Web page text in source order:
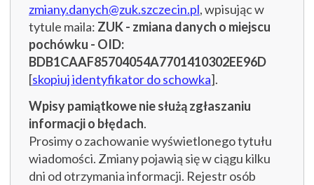
zmiany.danych@zuk.szczecin.pl, wpisując w
tytule maila: ZUK - zmiana danych o miejscu
pochówku - OID:
BDB1CAAF85704054A7701410302EE96D
[skopiuj identyfikator do schowka].
Wpisy pamiątkowe nie służą zgłaszaniu
informacji o błędach.
Prosimy o zachowanie wyświetlonego tytułu
wiadomości. Zmiany pojawią się w ciągu kilku
dni od otrzymania informacji. Rejestr osób